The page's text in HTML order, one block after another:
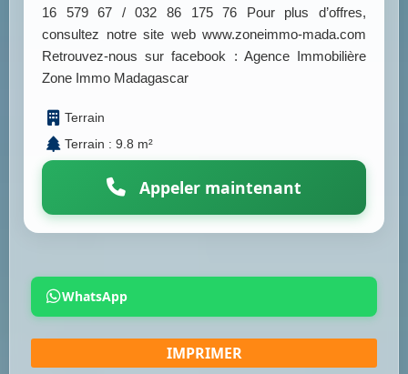
16 579 67 / 032 86 175 76 Pour plus d’offres,
consultez notre site web www.zoneimmo-mada.com
Retrouvez-nous sur facebook : Agence Immobilière
Zone Immo Madagascar
Terrain
Terrain : 9.8 m²
Appeler maintenant
WhatsApp